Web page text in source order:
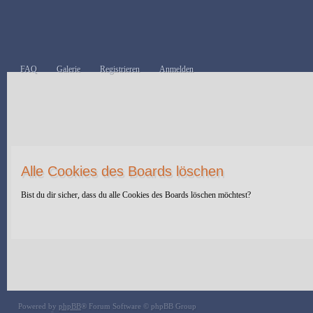
FAQ Galerie Registrieren Anmelden
Alle Cookies des Boards löschen
Bist du dir sicher, dass du alle Cookies des Boards löschen möchtest?
Powered by phpBB® Forum Software © phpBB Group